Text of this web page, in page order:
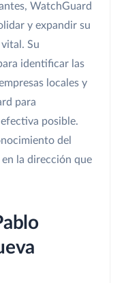
WatchGuard
y expandir su
Su
identificar las
locales y
para
posible.
del
la dirección que